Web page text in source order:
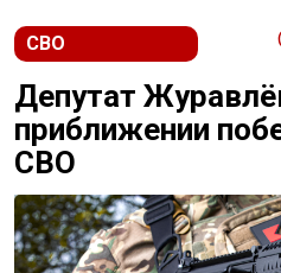
СВО
Депутат
приближении
СВО